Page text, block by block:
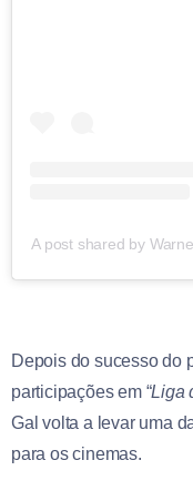
A post shared by
Depois do sucesso do
participações em “Liga
Gal volta a levar uma
para os cinemas.